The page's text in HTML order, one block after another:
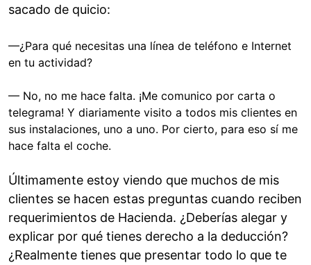
sacado de quicio:
—¿Para qué necesitas una línea de teléfono e Internet
en tu actividad?
— No, no me hace falta. ¡Me comunico por carta o
telegrama! Y diariamente visito a todos mis clientes en
sus instalaciones, uno a uno. Por cierto, para eso sí me
hace falta el coche.
Últimamente estoy viendo que muchos de mis
clientes se hacen estas preguntas cuando reciben
requerimientos de Hacienda. ¿Deberías alegar y
explicar por qué tienes derecho a la deducción?
¿Realmente tienes que presentar todo lo que te